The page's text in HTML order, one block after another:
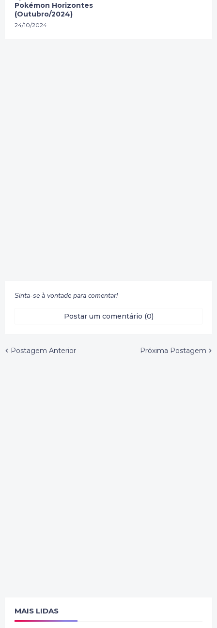
Pokémon Horizontes
(Outubro/2024)
24/10/2024
Sinta-se à vontade para comentar!
Postar um comentário (0)
Postagem Anterior Próxima Postagem
MAIS LIDAS